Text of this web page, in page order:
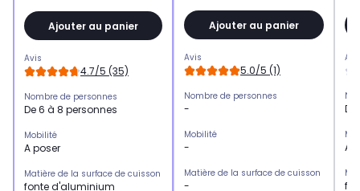
Ajouter au panier
Avis
4.7/5 (35)
Nombre de personnes
De 6 à 8 personnes
Mobilité
A poser
Matière de la surface de cuisson
fonte d'aluminium
Ajouter au panier
Avis
5.0/5 (1)
Nombre de personnes
-
Mobilité
-
Matière de la surface de cuisson
-
A